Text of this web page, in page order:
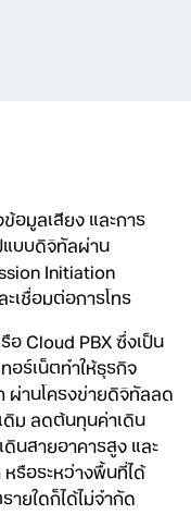
อมูลเสียง และการ
แบบดิจิทัลผ่าน
Initiation
เชื่อมต่อการโทร
อ Cloud PBX ซึ่งเป็น
อร์เน็ตทำให้ธุรกิจ
ผ่านโครงข่ายดิจิทัลลด
ดิม ลดต้นทุนค่าเดิน
นสายอาคารสูง และ
รือระหว่างพื้นที่ได้
ายใดก็ได้ไม่จำกัด